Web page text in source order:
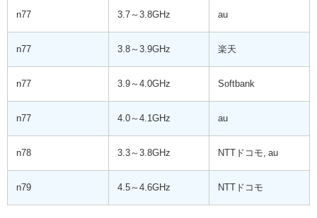
n77 3.7～3.8GHz au
n77 3.8～3.9GHz 楽天
n77 3.9～4.0GHz Softbank
n77 4.0～4.1GHz au
n78 3.3～3.8GHz NTTドコモ, au
n79 4.5～4.6GHz NTTドコモ